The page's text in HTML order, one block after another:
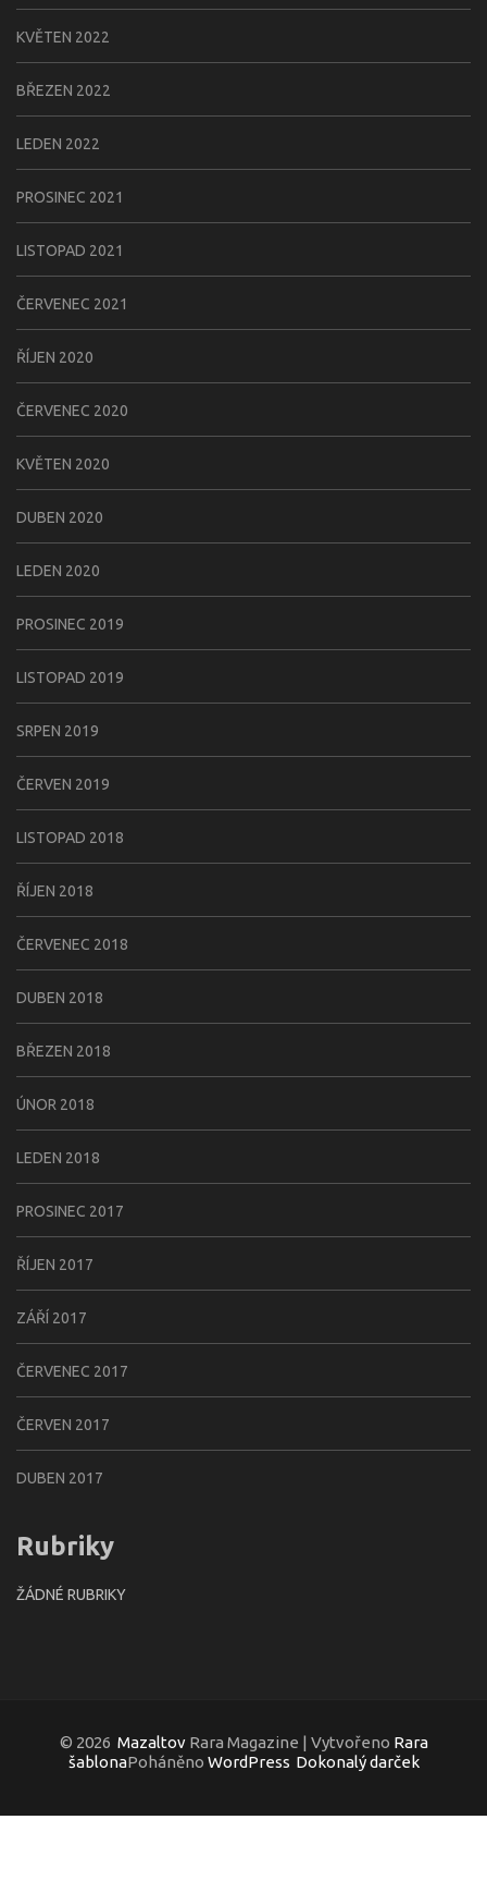
KVĚTEN 2022
BŘEZEN 2022
LEDEN 2022
PROSINEC 2021
LISTOPAD 2021
ČERVENEC 2021
ŘÍJEN 2020
ČERVENEC 2020
KVĚTEN 2020
DUBEN 2020
LEDEN 2020
PROSINEC 2019
LISTOPAD 2019
SRPEN 2019
ČERVEN 2019
LISTOPAD 2018
ŘÍJEN 2018
ČERVENEC 2018
DUBEN 2018
BŘEZEN 2018
ÚNOR 2018
LEDEN 2018
PROSINEC 2017
ŘÍJEN 2017
ZÁŘÍ 2017
ČERVENEC 2017
ČERVEN 2017
DUBEN 2017
Rubriky
ŽÁDNÉ RUBRIKY
© 2026 MazaltovRara Magazine | Vytvořeno Rara
šablonaPoháněno WordPress Dokonalý darček